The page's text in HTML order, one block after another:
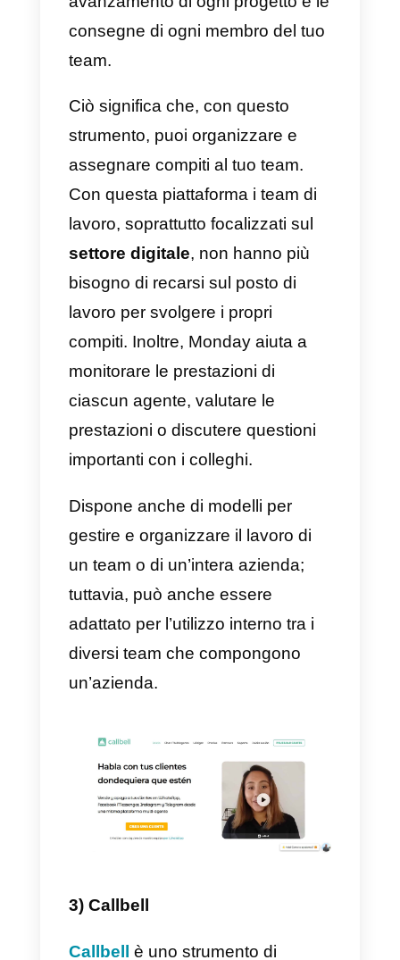
diversi strumenti come Aircall,
WhatsApp, Zendesk o altri CRM
che facilitano la gestione del
lavoro. Si potrebbe dire che
Pipedrive è uno strumento
abbastanza completo sviluppato
per i piccoli team di vendita. Una
delle grandi particolarità è il
prezzo e il supporto, poiché
entrambi sono molto competitivi.
Quando parliamo di prezzo
scopriamo che questo CRM ha
le piccole e medie imprese e il
suo team di assistenza clienti è
sempre pronto ad aiutarti. Per
questo motivo, ti consigliamo di
utilizzare questo CRM insieme al
tuo team di vendita.